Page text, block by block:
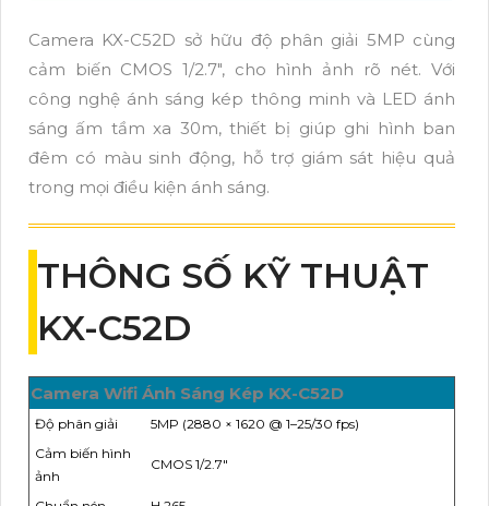
Camera KX-C52D sở hữu độ phân giải 5MP cùng
cảm biến CMOS 1/2.7", cho hình ảnh rõ nét. Với
công nghệ ánh sáng kép thông minh và LED ánh
sáng ấm tầm xa 30m, thiết bị giúp ghi hình ban
đêm có màu sinh động, hỗ trợ giám sát hiệu quả
trong mọi điều kiện ánh sáng.
THÔNG SỐ KỸ THUẬT
KX-C52D
Camera Wifi Ánh Sáng Kép KX-C52D
Độ phân giải
5MP (2880 × 1620 @ 1–25/30 fps)
Cảm biến hình
ảnh
CMOS 1/2.7"